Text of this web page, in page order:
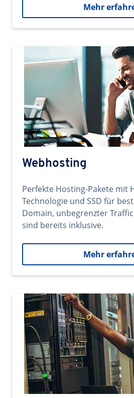
Mehr
Webhosting
Perfekte Hosting-Pakete mit
Technologie und SSD für
Domain, unbegrenzter
sind bereits inklusive.
Mehr